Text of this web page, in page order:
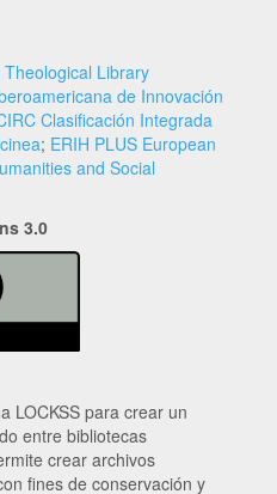
Library
de Innovación
Clasificación Integrada
; ERIH PLUS European
and Social
3.0
LOCKSS para crear un
entre bibliotecas
crear archivos
fines de conservación y